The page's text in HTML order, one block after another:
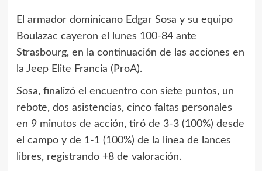
El armador dominicano Edgar Sosa y su equipo
Boulazac cayeron el lunes 100-84 ante
Strasbourg, en la continuación de las acciones en
la Jeep Elite Francia (ProA).
Sosa, finalizó el encuentro con siete puntos, un
rebote, dos asistencias, cinco faltas personales
en 9 minutos de acción, tiró de 3-3 (100%) desde
el campo y de 1-1 (100%) de la línea de lances
libres, registrando +8 de valoración.